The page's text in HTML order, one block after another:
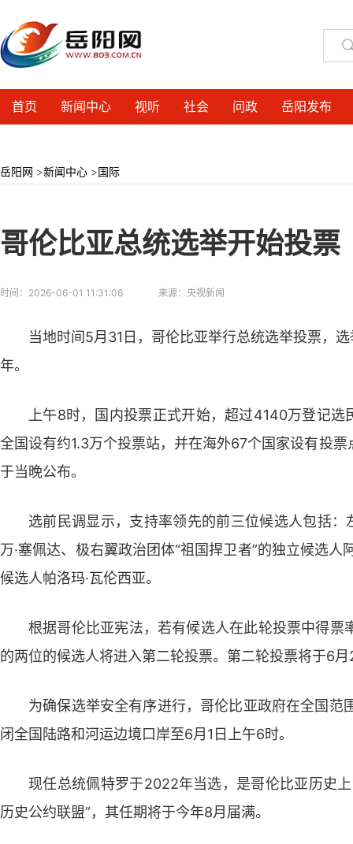
首页 新闻中心 视听 社会 问政 岳阳发布
岳阳网 >新闻中心 >国际
哥伦比亚总统选举开始投票
时间： 2026-06-01 11:31:06 来源： 央视新闻
当地时间5月31日，哥伦比亚举行总统选举投票，
年。
上午8时，国内投票正式开始，超过4140万登记
全国设有约1.3万个投票站，并在海外67个国家设有投
于当晚公布。
选前民调显示，支持率领先的前三位候选人包括
万·塞佩达、极右翼政治团体“祖国捍卫者”的独立候选
候选人帕洛玛·瓦伦西亚。
根据哥伦比亚宪法，若有候选人在此轮投票中得
的两位的候选人将进入第二轮投票。第二轮投票将于6
为确保选举安全有序进行，哥伦比亚政府在全国
闭全国陆路和河运边境口岸至6月1日上午6时。
现任总统佩特罗于2022年当选，是哥伦比亚历史
历史公约联盟”，其任期将于今年8月届满。